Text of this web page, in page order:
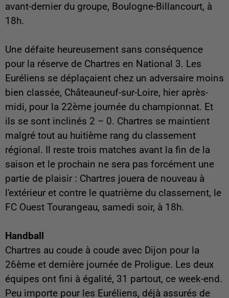
avant-dernier du groupe, Boulogne-Billancourt, à
18h.
Une défaite heureusement sans conséquence
pour la réserve de Chartres en National 3. Les
Euréliens se déplaçaient chez un adversaire moins
bien classée, Châteauneuf-sur-Loire, hier après-
midi, pour la 22ème journée du championnat. Et
ils se sont inclinés 2 – 0. Chartres se maintient
malgré tout au huitième rang du classement
régional. Il reste trois matches avant la fin de la
saison et le prochain ne sera pas forcément une
partie de plaisir : Chartres jouera de nouveau à
l'extérieur et contre le quatrième du classement, le
FC Ouest Tourangeau, samedi soir, à 18h.
Handball
Chartres au coude à coude avec Dijon pour la
26ème et dernière journée de Proligue. Les deux
équipes ont fini à égalité, 31 partout, ce week-end.
Peu importe pour les Euréliens, déjà assurés de